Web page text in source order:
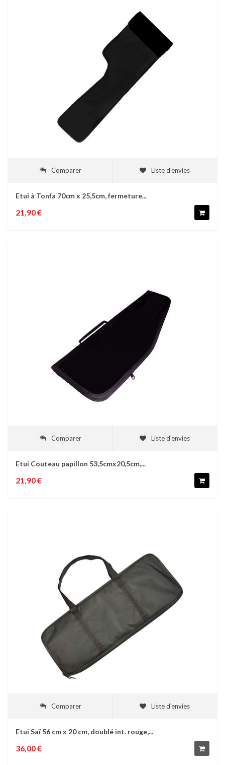
Comparer Liste d'envies
Etui à Tonfa 70cm x 25,5cm, fermeture...
21,90 €
Comparer Liste d'envies
Etui Couteau papillon 53,5cmx20,5cm,...
21,90 €
Comparer Liste d'envies
Etui Saï 56 cm x 20 cm, doublé int. rouge,...
36,00 €